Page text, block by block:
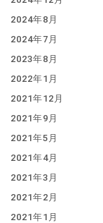
2024年8月
2024年7月
2023年8月
2022年1月
2021年12月
2021年9月
2021年5月
2021年4月
2021年3月
2021年2月
2021年1月